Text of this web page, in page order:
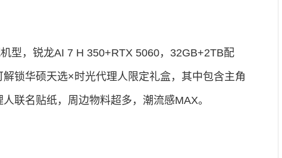
型，锐龙AI 7 H 350+RTX 5060，32GB+2TB配
锁华硕天选×时光代理人限定礼盒，其中包含主角
联名贴纸，周边物料超多，潮流感MAX。